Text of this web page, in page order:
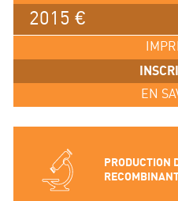
2015 €
EN
PRODUCTION